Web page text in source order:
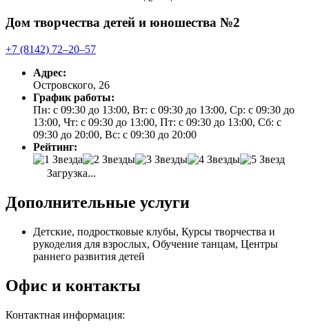
Дом творчества детей и юношества №2
+7 (8142) 72‒20‒57
Адрес:
Островского, 26
График работы:
Пн: с 09:30 до 13:00, Вт: с 09:30 до 13:00, Ср: с 09:30 до
13:00, Чт: с 09:30 до 13:00, Пт: с 09:30 до 13:00, Сб: с
09:30 до 20:00, Вс: с 09:30 до 20:00
Рейтинг:
Загрузка...
Дополнительные услуги
Детские, подростковые клубы, Курсы творчества и
рукоделия для взрослых, Обучение танцам, Центры
раннего развития детей
Офис и контакты
Контактная информация: